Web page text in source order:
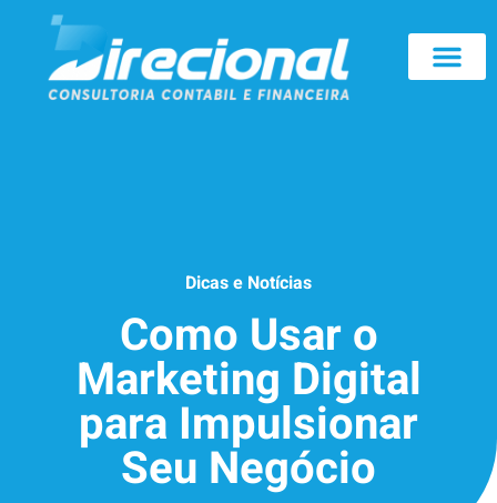
Dicas e Notícias
Como Usar o
Marketing Digital
para Impulsionar
Seu Negócio